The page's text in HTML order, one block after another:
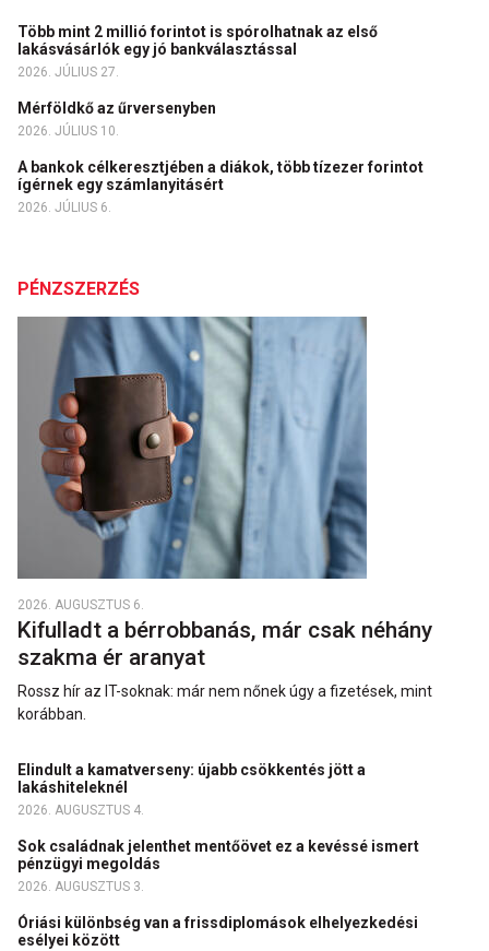
Több mint 2 millió forintot is spórolhatnak az első
lakásvásárlók egy jó bankválasztással
2026. JÚLIUS 27.
Mérföldkő az űrversenyben
2026. JÚLIUS 10.
A bankok célkeresztjében a diákok, több tízezer forintot
ígérnek egy számlanyitásért
2026. JÚLIUS 6.
PÉNZSZERZÉS
2026. AUGUSZTUS 6.
Kifulladt a bérrobbanás, már csak néhány
szakma ér aranyat
Rossz hír az IT-soknak: már nem nőnek úgy a fizetések, mint
korábban.
Elindult a kamatverseny: újabb csökkentés jött a
lakáshiteleknél
2026. AUGUSZTUS 4.
Sok családnak jelenthet mentőövet ez a kevéssé ismert
pénzügyi megoldás
2026. AUGUSZTUS 3.
Óriási különbség van a frissdiplomások elhelyezkedési
esélyei között